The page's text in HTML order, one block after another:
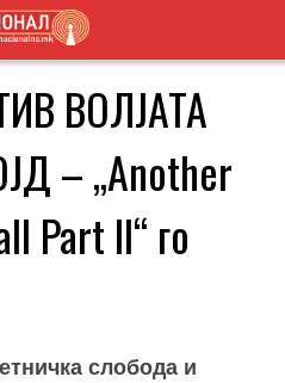
ВОЛЈАТА
– „Another
Part II“ го
слобода и